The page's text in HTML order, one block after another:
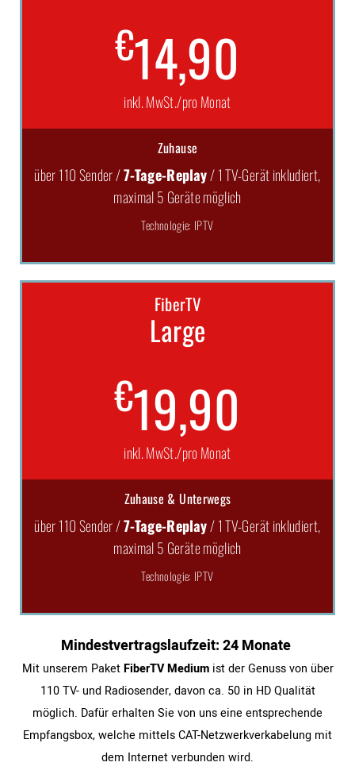
€14,90
inkl. MwSt./pro Monat
Zuhause
über 110 Sender /7-Tage-Replay/ 1 TV-Gerät inkludiert,
maximal 5 Geräte möglich
Technologie: IPTV
FiberTV
Large
€19,90
inkl. MwSt./pro Monat
Zuhause & Unterwegs
über 110 Sender /7-Tage-Replay/ 1 TV-Gerät inkludiert,
maximal 5 Geräte möglich
Technologie: IPTV
Min­dest­ver­trags­lauf­zeit: 24 Monate
Mit unserem PaketFiberTV Mediumist der Genuss von über
110 TV- und Radiosender, davon ca. 50 in HD Qualität
möglich. Dafür erhalten Sie von uns eine entsprechende
Empfangsbox, welche mittels CAT-Netzwerkverkabelung mit
dem Internet verbunden wird.